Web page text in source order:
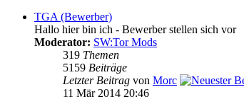
TGA (Bewerber)
Hallo hier bin ich - Bewerber stellen sich vor
Moderator: SW:Tor Mods
319 Themen
5159 Beiträge
Letzter Beitrag von Morc
11 Mär 2014 20:46